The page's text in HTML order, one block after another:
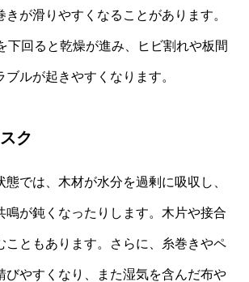
きが滑りやすくなることがあります。
下回ると乾燥が進み、ヒビ割れや板間
ルが起きやすくなります。
ク
では、木材が水分を過剰に吸収し、
鳴が鈍くなったりします。木片や接合
こともあります。さらに、糸巻きやペ
びやすくなり、また湿気を含んだ布や